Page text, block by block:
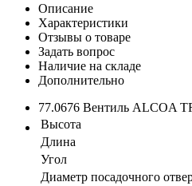
Описание
Характеристики
Отзывы о товаре
Задать вопрос
Наличие на складе
Дополнительно
77.0676 Вентиль ALCOA
Высота
Длина
Угол
Диаметр посадочного